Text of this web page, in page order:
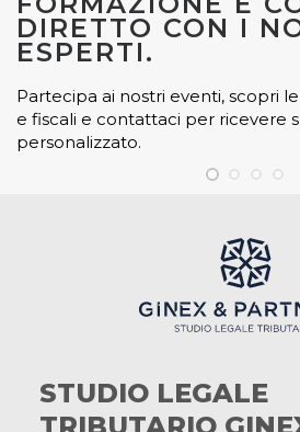
DIRETTO CON I
ESPERTI.
Partecipa ai nostri eventi, scopri
e fiscali e contattaci per ricevere
personalizzato.
STUDIO LEGALE